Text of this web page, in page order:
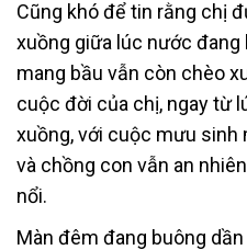
Cũng khó để tin rằng chị
xuồng giữa lúc nước đang
mang bầu vẫn còn chèo
cuộc đời của chị, ngay từ
xuồng, với cuộc mưu sinh
và chồng con vẫn an
nổi.
Màn đêm đang buông